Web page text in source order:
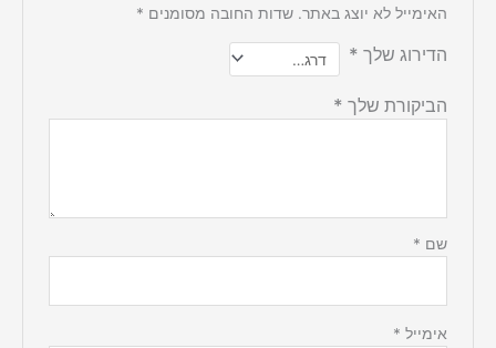
האימייל לא יוצג באתר. שדות החובה מסומנים *
הדירוג שלך *
הביקורת שלך *
שם *
אימייל *